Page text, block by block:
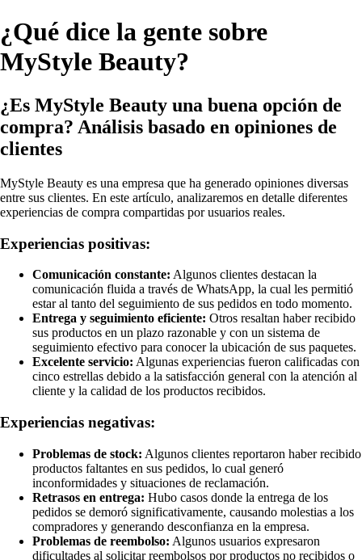
¿Qué dice la gente sobre
MyStyle Beauty?
¿Es MyStyle Beauty una buena opción de
compra? Análisis basado en opiniones de
clientes
MyStyle Beauty es una empresa que ha generado opiniones diversas
entre sus clientes. En este artículo, analizaremos en detalle diferentes
experiencias de compra compartidas por usuarios reales.
Experiencias positivas:
Comunicación constante: Algunos clientes destacan la
comunicación fluida a través de WhatsApp, la cual les permitió
estar al tanto del seguimiento de sus pedidos en todo momento.
Entrega y seguimiento eficiente: Otros resaltan haber recibido
sus productos en un plazo razonable y con un sistema de
seguimiento efectivo para conocer la ubicación de sus paquetes.
Excelente servicio: Algunas experiencias fueron calificadas con
cinco estrellas debido a la satisfacción general con la atención al
cliente y la calidad de los productos recibidos.
Experiencias negativas:
Problemas de stock: Algunos clientes reportaron haber recibido
productos faltantes en sus pedidos, lo cual generó
inconformidades y situaciones de reclamación.
Retrasos en entrega: Hubo casos donde la entrega de los
pedidos se demoró significativamente, causando molestias a los
compradores y generando desconfianza en la empresa.
Problemas de reembolso: Algunos usuarios expresaron
dificultades al solicitar reembolsos por productos no recibidos o